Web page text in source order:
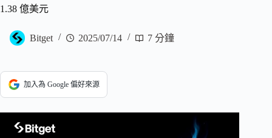
1.38 億美元
Bitget 2025/07/14 7 分鐘
加入為 Google 偏好來源